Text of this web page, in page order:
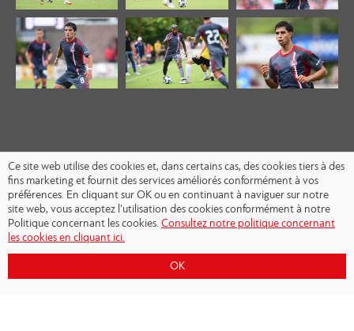
Ce site web utilise des cookies et, dans certains cas, des cookies tiers à des
fins marketing et fournit des services améliorés conformément à vos
préférences. En cliquant sur OK ou en continuant à naviguer sur notre
site web, vous acceptez l’utilisation des cookies conformément à notre
Politique concernant les cookies. Consultez notre politique concernant
les cookies en cliquant ici.
OK